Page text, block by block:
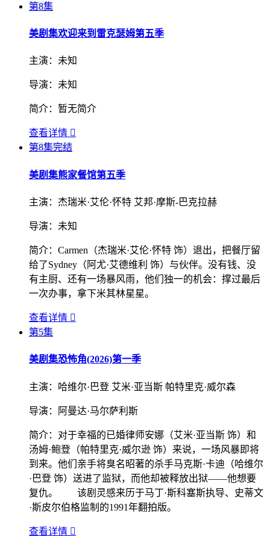
第8集
美剧集欢迎来到雷克瑟姆第五季
主演： 未知
导演： 未知
简介： 暂无简介
查看详情 
第8集完结
美剧集熊家餐馆第五季
主演： 杰瑞米·艾伦·怀特 艾邦·摩斯-巴克拉赫
导演： 未知
简介： Carmen（杰瑞米·艾伦·怀特 饰）退出，把餐厅留
给了Sydney（阿尤·艾德维利 饰）与伙伴。没有钱、没
有主厨、还有一场暴风雨，他们独一的机会：撑过最后
一次办事，拿下米其林星星。
查看详情 
第5集
美剧集恐怖角(2026)第一季
主演： 哈维尔·巴登 艾米·亚当斯 帕特里克·威尔森
导演： 阿曼达·马尔萨利斯
简介： 对于幸福的已婚律师安娜（艾米·亚当斯 饰）和
汤姆·鲍登（帕特里克·威尔逊 饰）来说，一场风暴即将
到来。他们亲手将臭名昭著的杀手马克斯·卡迪（哈维尔
·巴登 饰）送进了监狱，而他却被释放出狱——他想要
复仇。 该剧灵感来历于马丁·斯科塞斯执导、史蒂文
·斯皮尔伯格监制的1991年翻拍版。
查看详情 